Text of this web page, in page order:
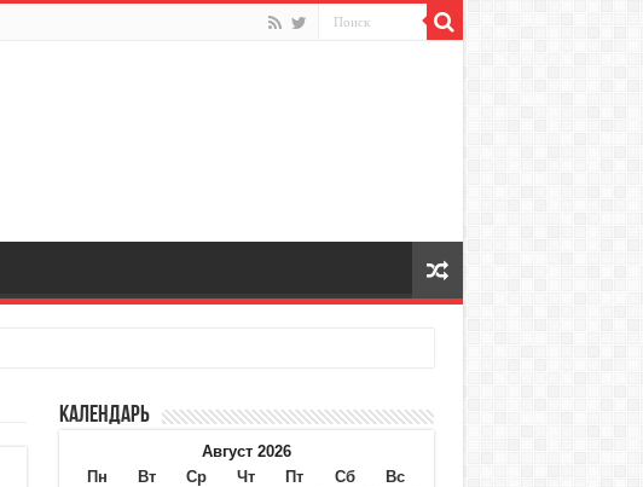
Календарь
Август 2026
Пн
Вт Ср Чт Пт Сб
Вс